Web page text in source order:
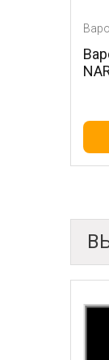
поверхности
pvl 6 kht 46
В